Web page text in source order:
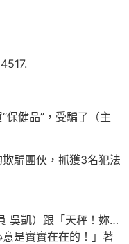
健品”，受騙了（主
騙團伙，抓獲3名犯法
凱）跟「天秤！妳…
是實實在在的！」著